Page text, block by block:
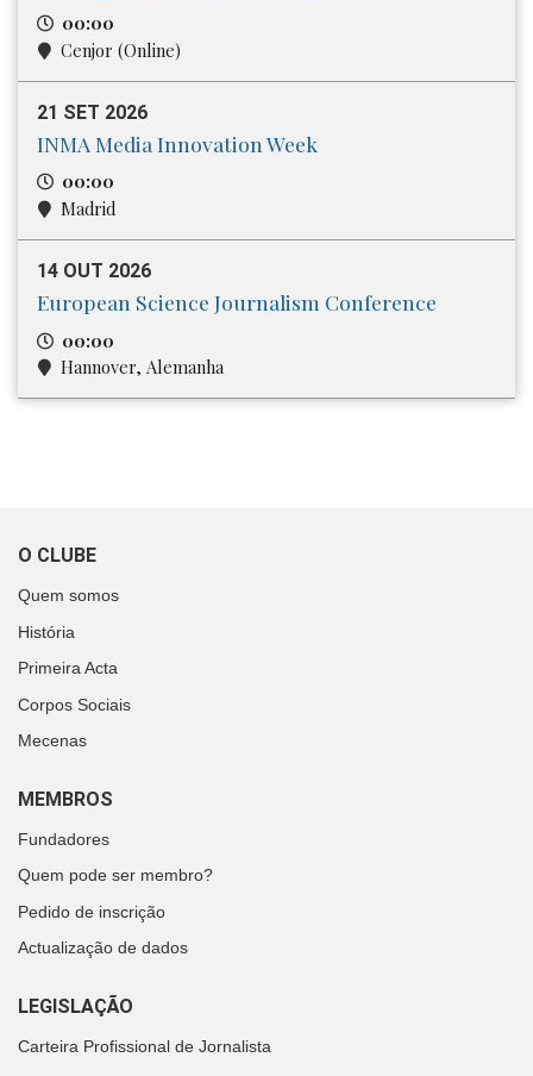
00:00
Cenjor (Online)
21 SET 2026
INMA Media Innovation Week
00:00
Madrid
14 OUT 2026
European Science Journalism Conference
00:00
Hannover, Alemanha
O CLUBE
Quem somos
História
Primeira Acta
Corpos Sociais
Mecenas
MEMBROS
Fundadores
Quem pode ser membro?
Pedido de inscrição
Actualização de dados
LEGISLAÇÃO
Carteira Profissional de Jornalista